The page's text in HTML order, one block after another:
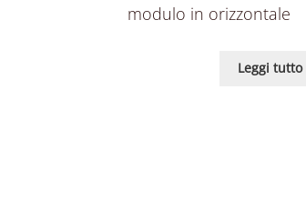
modulo in orizzontale
Leggi tutto